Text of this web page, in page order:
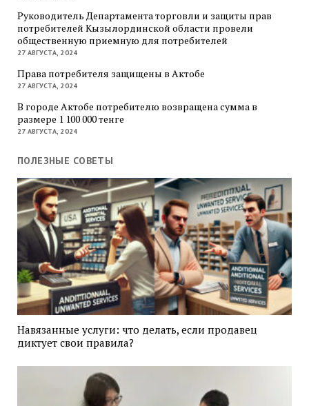
Руководитель Департамента торговли и защиты прав
потребителей Кызылординской области провели
общественную приемную для потребителей
27 АВГУСТА, 2024
Права потребителя защищены в Актобе
27 АВГУСТА, 2024
В городе Актобе потребителю возвращена сумма в
размере 1 100 000 тенге
27 АВГУСТА, 2024
ПОЛЕЗНЫЕ СОВЕТЫ
Навязанные услуги: что делать, если продавец
диктует свои правила?